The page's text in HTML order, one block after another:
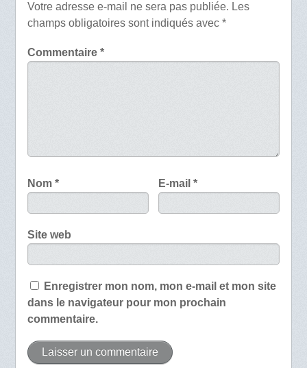
Votre adresse e-mail ne sera pas publiée. Les
champs obligatoires sont indiqués avec *
Commentaire *
Nom * E-mail*
Site web
Enregistrer mon nom, mon e-mail et mon site
dans le navigateur pour mon prochain
commentaire.